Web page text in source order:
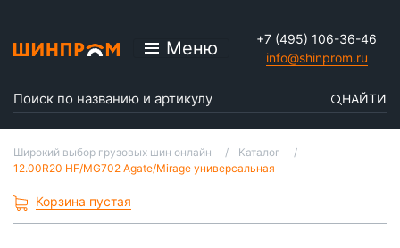
Меню
+7 (495) 106-36-46
info@shinprom.ru
НАЙТИ
Широкий выбор грузовых шин онлайн
Каталог
12.00R20 HF/MG702 Agate/Mirage универсальная
Корзина пустая